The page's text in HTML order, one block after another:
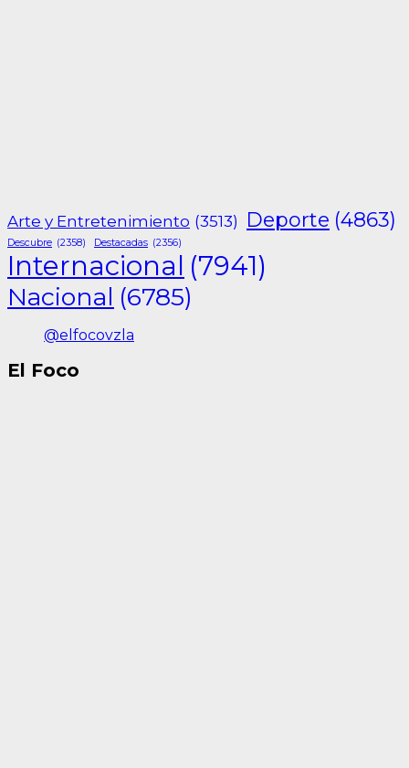
Arte y Entretenimiento (3513) Deporte (4863)
Descubre (2358) Destacadas (2356)
Internacional (7941)
Nacional (6785)
@elfocovzla
El Foco